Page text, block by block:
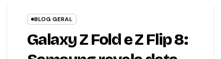
BLOG GERAL
Galaxy Z Fold e Z Flip 8: